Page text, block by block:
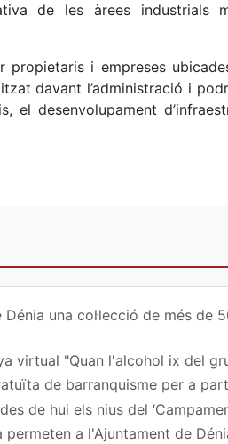
de les àrees industrials
i empreses
davant l’administració i
el desenvolupament
una col·lecció de més
virtual "Quan l'alcohol ix del
de barranquisme per a
de hui els nius del
a l'Ajuntament de